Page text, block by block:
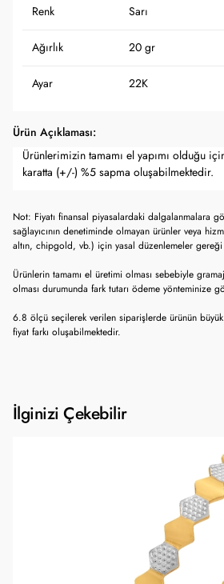
Renk Sarı
Ağırlık 20 gr
Ayar 22K
Ürün Açıklaması:
Ürünlerimizin tamamı el yapımı olduğu
karatta (+/-) %5 sapma oluşabilmektedir.
Not: Fiyatı finansal piyasalardaki dalgalanmalara
sağlayıcının denetiminde olmayan ürünler veya
altın, chipgold, vb.) için yasal düzenlemeler
Ürünlerin tamamı el üretimi olması sebebiyle
olması durumunda fark tutarı ödeme yönteminize
6.8 ölçü seçilerek verilen siparişlerde ürünün
fiyat farkı oluşabilmektedir.
İlginizi Çekebilir